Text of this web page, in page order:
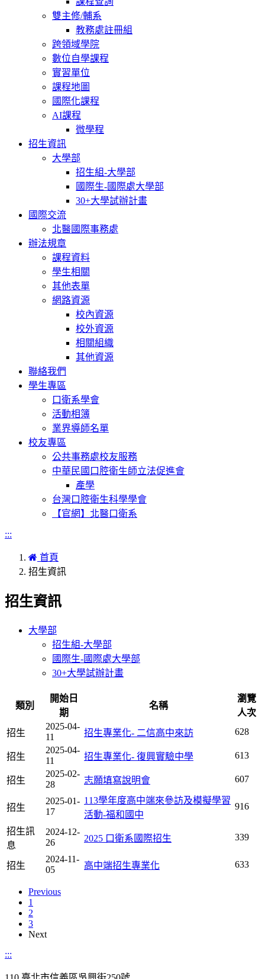
雙主修/輔系
教務處註冊組
跨領域學院
數位自學課程
實習單位
課程地圖
國際化課程
AI課程
微學程
招生資訊
大學部
招生組-大學部
國際生-國際處大學部
30+大學試辦計畫
國際交流
北醫國際事務處
辦法規章
課程資料
學生相關
其他表單
網路資源
校內資源
校外資源
相關組織
其他資源
聯絡我們
學生專區
口衛系學會
活動相簿
業界導師名單
校友專區
公共事務處校友服務
中華民國口腔衛生師立法促進會
產學
台灣口腔衛生科學學會
【官網】北醫口衛系
:::
首頁
招生資訊
招生資訊
大學部
招生組-大學部
國際生-國際處大學部
30+大學試辦計畫
類別
開始日
期
名稱
瀏覽
人次
招生
2025-04-
11
招生專業化- 二信高中來訪 628
招生
2025-04-
11
招生專業化- 復興實驗中學 613
招生
2025-02-
28
志願填寫說明會 607
招生
2025-01-
17
113學年度高中端來參訪及模擬學習
活動-福和國中
916
招生訊
息
2024-12-
26
2025 口衛系國際招生 339
招生
2024-11-
05
高中端招生專業化 633
Previous
1
2
3
Next
:::